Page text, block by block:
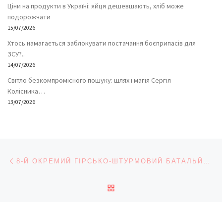
Ціни на продукти в Україні: яйця дешевшають, хліб може
подорожчати
15/07/2026
Хтось намагається заблокувати постачання боєприпасів для
ЗСУ?..
14/07/2026
Світло безкомпромісного пошуку: шлях і магія Сергія
Колісника…
13/07/2026
Навігація записів